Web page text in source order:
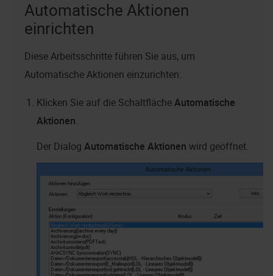
Automatische Aktionen
einrichten
Diese Arbeitsschritte führen Sie aus, um
Automatische Aktionen einzurichten:
Klicken Sie auf die SchaltflächeAutomatische
Aktionen.
Der Dialog Automatische Aktionen wird geöffnet.